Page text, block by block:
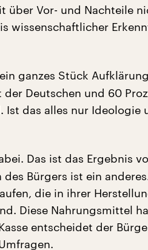
über Vor- und Nachteile
wissenschaftlicher
ganzes Stück
Deutschen und 60
Ist das alles nur Ideologie
Das ist das Ergebnis
Bürgers ist ein
die in ihrer
Diese Nahrungsmittel
entscheidet der